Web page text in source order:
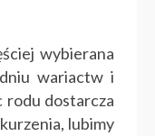
wybierana
wariactw i
rodu dostarcza
lubimy